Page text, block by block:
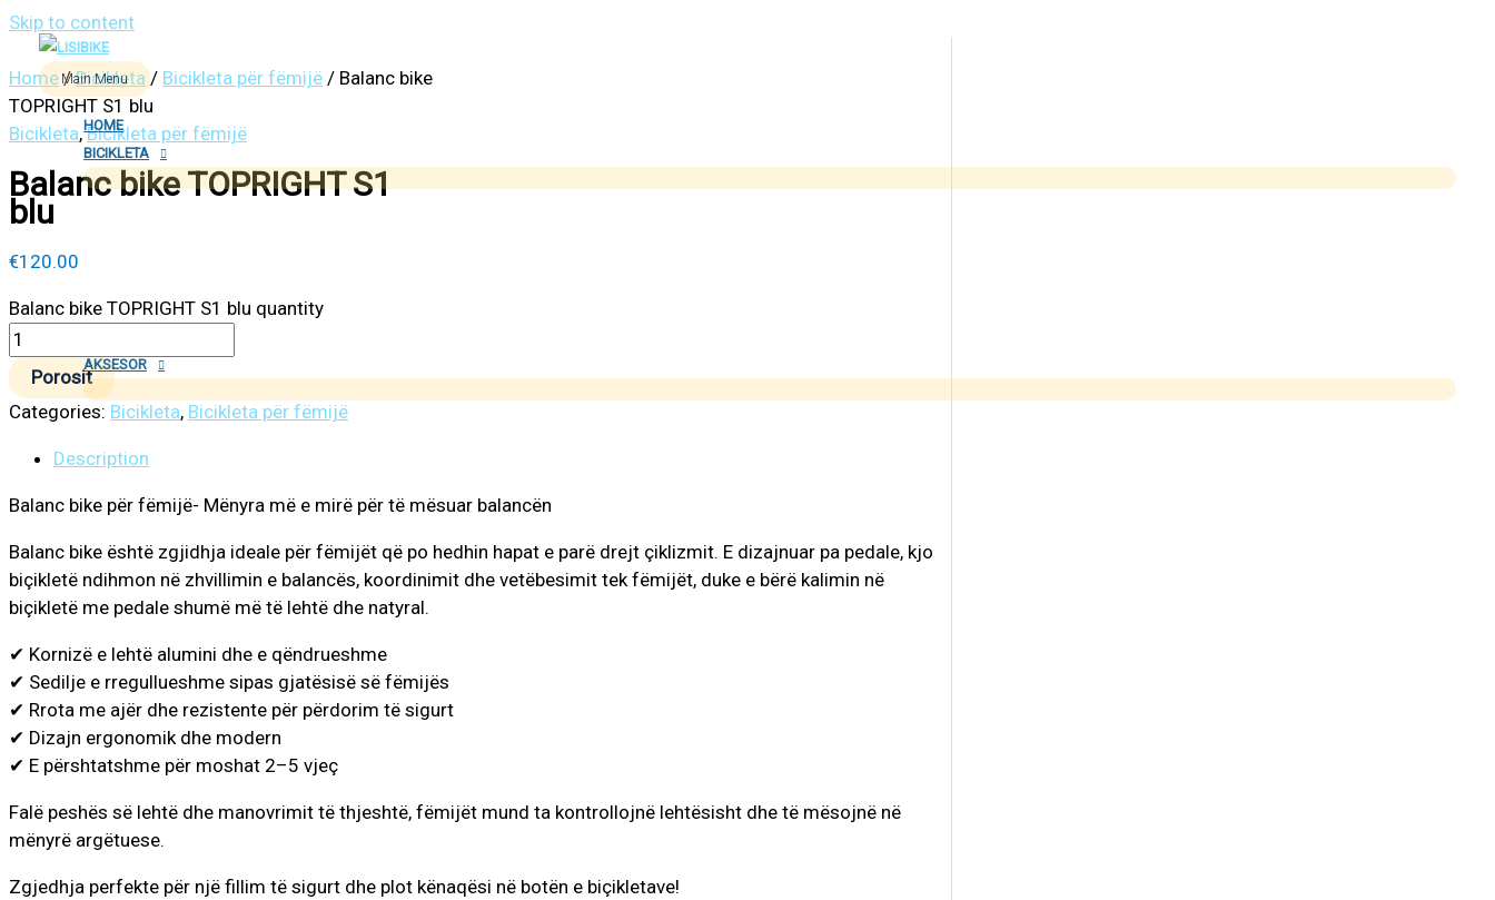
Skip to content
Main Menu
HOME
BICIKLETA
AKSESOR
Home/Bicikleta / Bicikleta për fëmijë / Balanc bike
TOPRIGHT S1 blu
Bicikleta,Bicikleta për fëmijë
Balanc bike TOPRIGHT S1
blu
€120.00
Balanc bike TOPRIGHT S1 blu quantity
Porosit
Categories: Bicikleta, Bicikleta për fëmijë
Description
Balanc bike për fëmijë- Mënyra më e mirë për të mësuar balancën
Balanc bike është zgjidhja ideale për fëmijët që po hedhin hapat e parë drejt çiklizmit. E dizajnuar pa pedale, kjo
biçikletë ndihmon në zhvillimin e balancës, koordinimit dhe vetëbesimit tek fëmijët, duke e bërë kalimin në
biçikletë me pedale shumë më të lehtë dhe natyral.
✔ Kornizë e lehtë alumini dhe e qëndrueshme
✔ Sedilje e rregullueshme sipas gjatësisë së fëmijës
✔ Rrota me ajër dhe rezistente për përdorim të sigurt
✔ Dizajn ergonomik dhe modern
✔ E përshtatshme për moshat 2–5 vjeç
Falë peshës së lehtë dhe manovrimit të thjeshtë, fëmijët mund ta kontrollojnë lehtësisht dhe të mësojnë në
mënyrë argëtuese.
Zgjedhja perfekte për një fillim të sigurt dhe plot kënaqësi në botën e biçikletave!